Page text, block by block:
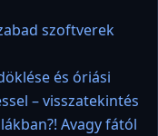
szoftverek
és óriási
– visszatekintés
Avagy fától